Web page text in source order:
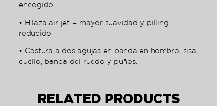
encogido
• Hilaza air jet = mayor suavidad y pilling
reducido
• Costura a dos agujas en banda en hombro, sisa,
cuello, banda del ruedo y puños.
RELATED PRODUCTS